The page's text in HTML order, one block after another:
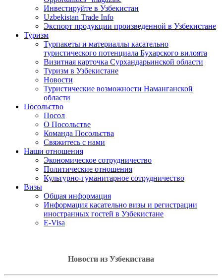
Инвестируйте в Узбекистан
Uzbekistan Trade Info
Экспорт продукции произведенной в Узбекистане
Туризм
Турпакеты и материаллы касательно
туристического потенциала Бухарского вилоята
Визитная карточка Сурхандарьинской области
Туризм в Узбекистане
Новости
Туристические возможности Наманганской
области
Посольство
Посол
О Посольстве
Команда Посольства
Свяжитесь с нами
Наши отношения
Экономическое сотрудничество
Политические отношения
Культурно-гуманитарное сотрудничество
Визы
Общая информация
Информация касательно визы и регистрации
иностранных гостей в Узбекистане
E-Visa
Новости из Узбекистана